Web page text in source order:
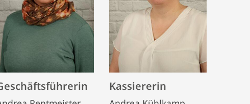
Kassiererin